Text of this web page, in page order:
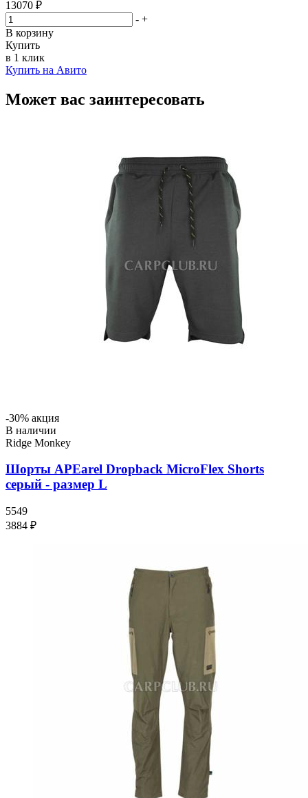
13070 ₽
- +
В корзину
Купить
в 1 клик
Купить на Авито
Может вас заинтересовать
-30% акция
В наличии
Ridge Monkey
Шорты APEarel Dropback MicroFlex Shorts
серый - размер L
5549
3884 ₽